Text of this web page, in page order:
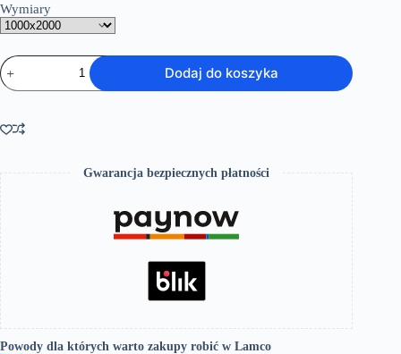
Wymiary
ilość
FABRIKA
ścianka
IN
Dodaj do koszyka
Gwarancja bezpiecznych płatności
Powody dla których warto zakupy robić w Lamco